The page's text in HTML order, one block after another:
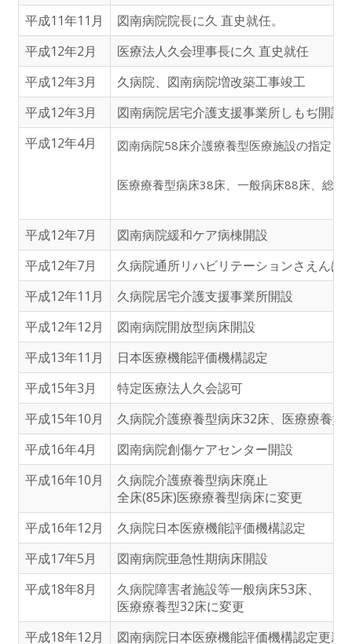
平成11年11月
図南病院院長に久 直史就任。
平成12年2月
医療法人久会理事長に久 直史就任
平成12年3月
久病院、図南病院増改築工事竣工
平成12年3月
図南病院居宅介護支援事業所しもぢ開設
平成12年4月
図南病院58床介護療養型医療施設の指定を
医療療養型病床38床、一般病床88床、総許
平成12年7月
図南病院緩和ケア病棟開設
平成12年7月
久病院通所リハビリテーションさえんば
平成12年11月
久病院居宅介護支援事業所開設
平成12年12月
図南病院開放型病床開設
平成13年11月
日本医療機能評価機構認定
平成15年3月
特定医療法人久会認可
平成15年10月
久病院介護療養型病床32床、医療療養
平成16年4月
図南病院創傷ケアセンター開設
平成16年10月
久病院介護療養型病床廃止
全床(85床)医療療養型病床に変更
平成16年12月
久病院日本医療機能評価機構認定
平成17年5月
図南病院亜急性期病床開設
平成18年8月
久病院障害者施設等一般病床53床、
医療療養型32床に変更
平成18年12月
図南病院日本医療機能評価機構認定更新